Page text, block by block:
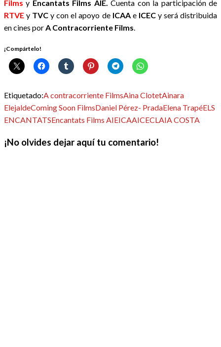
Filmsy Encantats Films AIE. Cuenta con la participación de
RTVE y TVC y con el apoyo de ICAA eICECy será distribuida
en cines porA Contracorriente Films.
¡Compártelo!
Etiquetado:A contracorriente FilmsAina ClotetAinara
ElejaldeComing Soon FilmsDaniel Pérez- PradaElena TrapéELS
ENCANTATSEncantats Films AIEICAAICECLAIA COSTA
¡No olvides dejar aquí tu comentario!